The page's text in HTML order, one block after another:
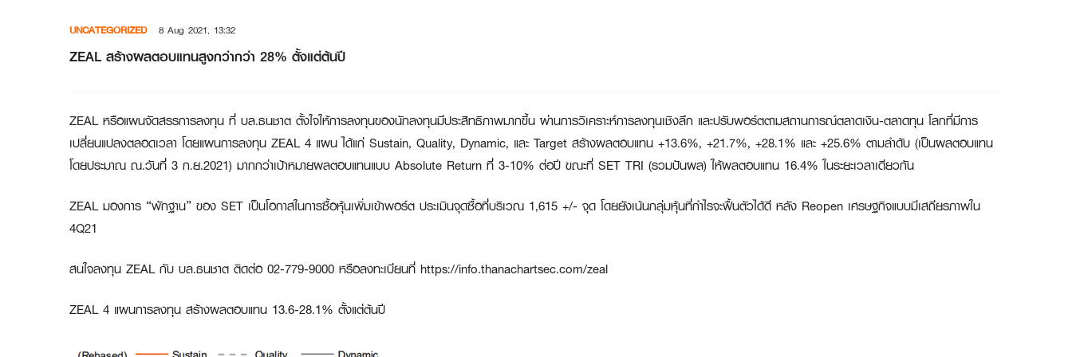
UNCATEGORIZED 8 Aug 2021, 13:32
ZEAL สร้างผลตอบแทนสูงกว่ากว่า 28% ตั้งแต่ต้นปี
ZEAL หรือแผนจัดสรรการลงทุน ที่ บล.ธนชาต ตั้งใจให้การลงทุนของนักลงทุนมีประสิทธิภาพมากขึ้น ผ่านการวิเคราะห์การลงทุนเชิงลึก และปรับพอร์ตตามสถานการณ์ตลาดเงิน-ตลาดทุน โลกที่มีการ
เปลี่ยนแปลงตลอดเวลา โดยแผนการลงทุน ZEAL 4 แผน ได้แก่ Sustain, Quality, Dynamic, และ Target สร้างผลตอบแทน +13.6%, +21.7%, +28.1% และ +25.6% ตามลำดับ (เป็นผลตอบแทน
โดยประมาณ ณ.วันที่ 3 ก.ย.2021) มากกว่าเป้าหมายผลตอบแทนแบบ Absolute Return ที่ 3-10% ต่อปี ขณะที่ SET TRI (รวมปันผล) ให้ผลตอบแทน 16.4% ในระยะเวลาเดียวกัน
ZEAL มองการ “พักฐาน” ของ SET เป็นโอกาสในการซื้อหุ้นเพิ่มเข้าพอร์ต ประเมินจุดซื้อที่บริเวณ 1,615 +/- จุด โดยยังเน้นกลุ่มหุ้นที่กำไรจะฟื้นตัวได้ดี หลัง Reopen เศรษฐกิจแบบมีเสถียรภาพใน
4Q21
สนใจลงทุน ZEAL กับ บล.ธนชาต ติดต่อ 02-779-9000 หรือลงทะเบียนที่ https://info.thanachartsec.com/zeal
ZEAL 4 แผนการลงทุน สร้างผลตอบแทน 13.6-28.1% ตั้งแต่ต้นปี